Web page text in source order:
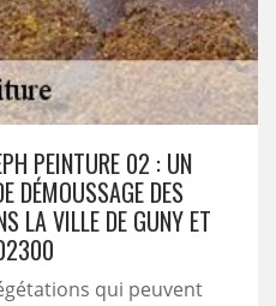
PEINTURE 02 : UN
DÉMOUSSAGE DES
LA VILLE DE GUNY ET
qui peuvent